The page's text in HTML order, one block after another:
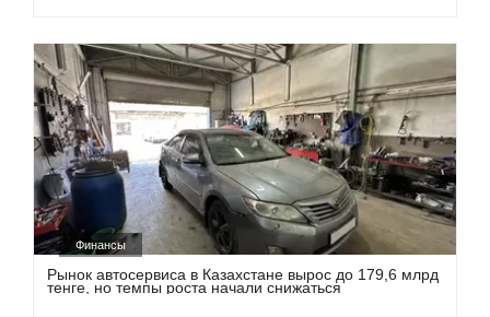
Финансы
Рынок автосервиса в Казахстане вырос до 179,6 млрд
тенге, но темпы роста начали снижаться